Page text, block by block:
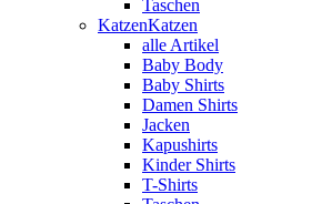
Taschen
KatzenKatzen
alle Artikel
Baby Body
Baby Shirts
Damen Shirts
Jacken
Kapushirts
Kinder Shirts
T-Shirts